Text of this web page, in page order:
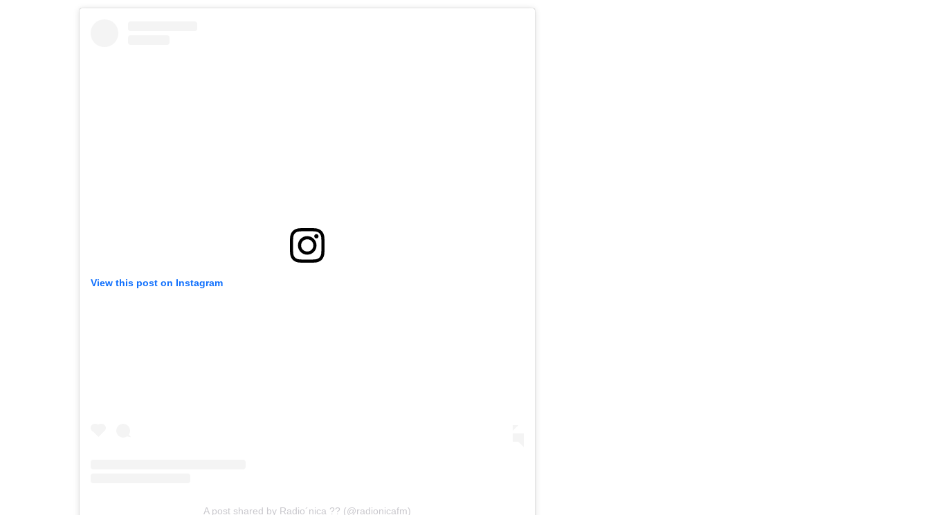
View this post on Instagram
A post shared by Radio´nica ?? (@radionicafm)